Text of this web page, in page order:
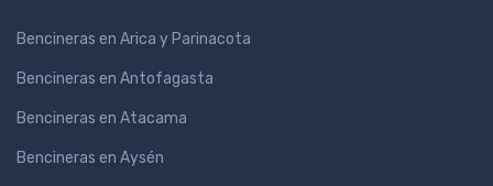
Bencineras en Arica y Parinacota
Bencineras en Antofagasta
Bencineras en Atacama
Bencineras en Aysén